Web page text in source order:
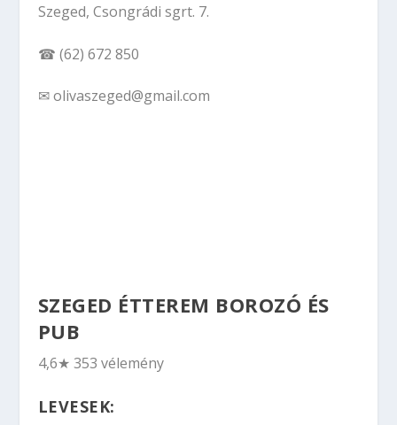
Szeged, Csongrádi sgrt. 7.
☎ (62) 672 850
✉ olivaszeged@gmail.com
SZEGED ÉTTEREM BOROZÓ ÉS
PUB
4,6★ 353 vélemény
LEVESEK: